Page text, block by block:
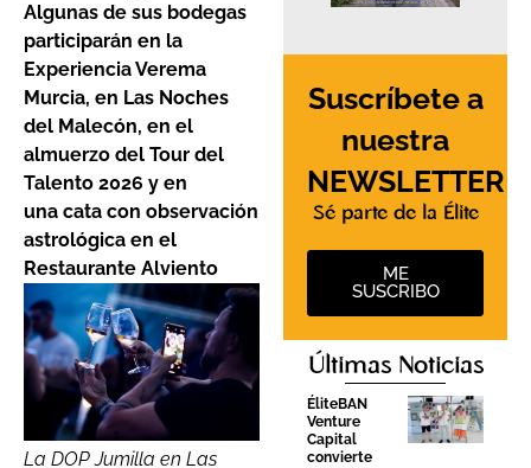
Algunas de sus bodegas
participarán en la
Experiencia Verema
Murcia, en Las Noches
del Malecón, en el
almuerzo del Tour del
Talento 2026 y en
una cata con observación
astrológica en el
Restaurante Alviento
La DOP Jumilla en Las
Suscríbete a
nuestra
NEWSLETTER
Sé parte de la Élite
ME
SUSCRIBO
Últimas Noticias
ÉliteBAN
Venture
Capital
convierte